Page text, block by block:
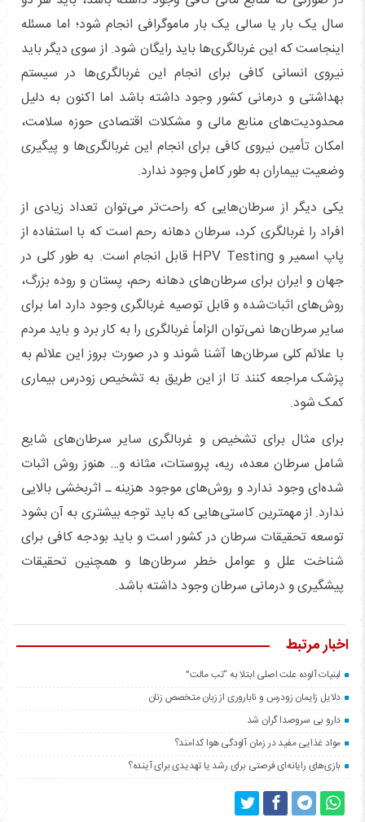
سال یک بار یا سالی یک بار ماموگرافی انجام شود؛ اما مسئله
اینجاست که این غربالگری‌ها باید رایگان شود. از سوی دیگر باید
نیروی انسانی کافی برای انجام این غربالگری‌ها در سیستم
بهداشتی و درمانی کشور وجود داشته باشد اما اکنون به دلیل
محدودیت‌های منابع مالی و مشکلات اقتصادی حوزه سلامت،
امکان تأمین نیروی کافی برای انجام این غربالگری‌ها و پیگیری
وضعیت بیماران به طور کامل وجود ندارد.
یکی دیگر از سرطان‌هایی که راحت‌تر می‌توان تعداد زیادی از
افراد را غربالگری کرد، سرطان دهانه رحم است که با استفاده از
پاپ اسمیر و HPV Testing قابل انجام است. به طور کلی در
جهان و ایران برای سرطان‌های دهانه رحم، پستان و روده بزرگ،
روش‌های اثبات‌شده و قابل توصیه غربالگری وجود دارد اما برای
سایر سرطان‌ها نمی‌توان الزاماً غربالگری را به کار برد و باید مردم
با علائم کلی سرطان‌ها آشنا شوند و در صورت بروز این علائم به
پزشک مراجعه کنند تا از این طریق به تشخیص زودرس بیماری
کمک شود.
برای مثال برای تشخیص و غربالگری سایر سرطان‌های شایع
شامل سرطان معده، ریه، پروستات، مثانه و… هنوز روش اثبات
شده‌ای وجود ندارد و روش‌های موجود هزینه ـ اثربخشی بالایی
ندارد. از مهمترین کاستی‌هایی که باید توجه بیشتری به آن بشود
توسعه تحقیقات سرطان در کشور است و باید بودجه کافی برای
شناخت علل و عوامل خطر سرطان‌ها و همچنین تحقیقات
پیشگیری و درمانی سرطان وجود داشته باشد.
اخبار مرتبط
لبنیات آلوده علت اصلی ابتلا به “تب مالت”
دلایل زایمان زودرس و ناباروری از زبان متخصص زنان
دارو بی سروصدا گران شد
مواد غذایی مفید در زمان آلودگی هوا کدامند؟
بازی‌های رایانه‌ای فرصتی برای رشد یا تهدیدی برای آینده؟